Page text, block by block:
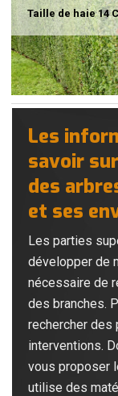
Taille de haie 14
Les
savoir
des
et ses
Les parties
développer de
nécessaire de
des branches.
rechercher
interventions.
vous proposer
utilise des